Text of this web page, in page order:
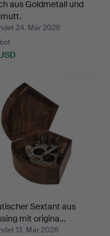
aus Goldmetall und
24. Mär 2026
Sextant aus
mit origina…
13. Mär 2026